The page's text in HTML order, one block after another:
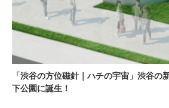
「渋谷の方位磁針｜ハチの宇宙」渋谷の
下公園に誕生！